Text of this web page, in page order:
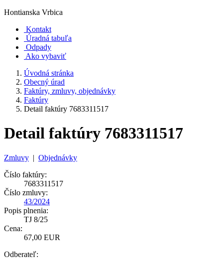
Hontianska Vrbica
Kontakt
Úradná tabuľa
Odpady
Ako vybaviť
Úvodná stránka
Obecný úrad
Faktúry, zmluvy, objednávky
Faktúry
Detail faktúry 7683311517
Detail faktúry 7683311517
Zmluvy | Objednávky
Číslo faktúry:
7683311517
Číslo zmluvy:
43/2024
Popis plnenia:
TJ 8/25
Cena:
67,00 EUR
Odberateľ: